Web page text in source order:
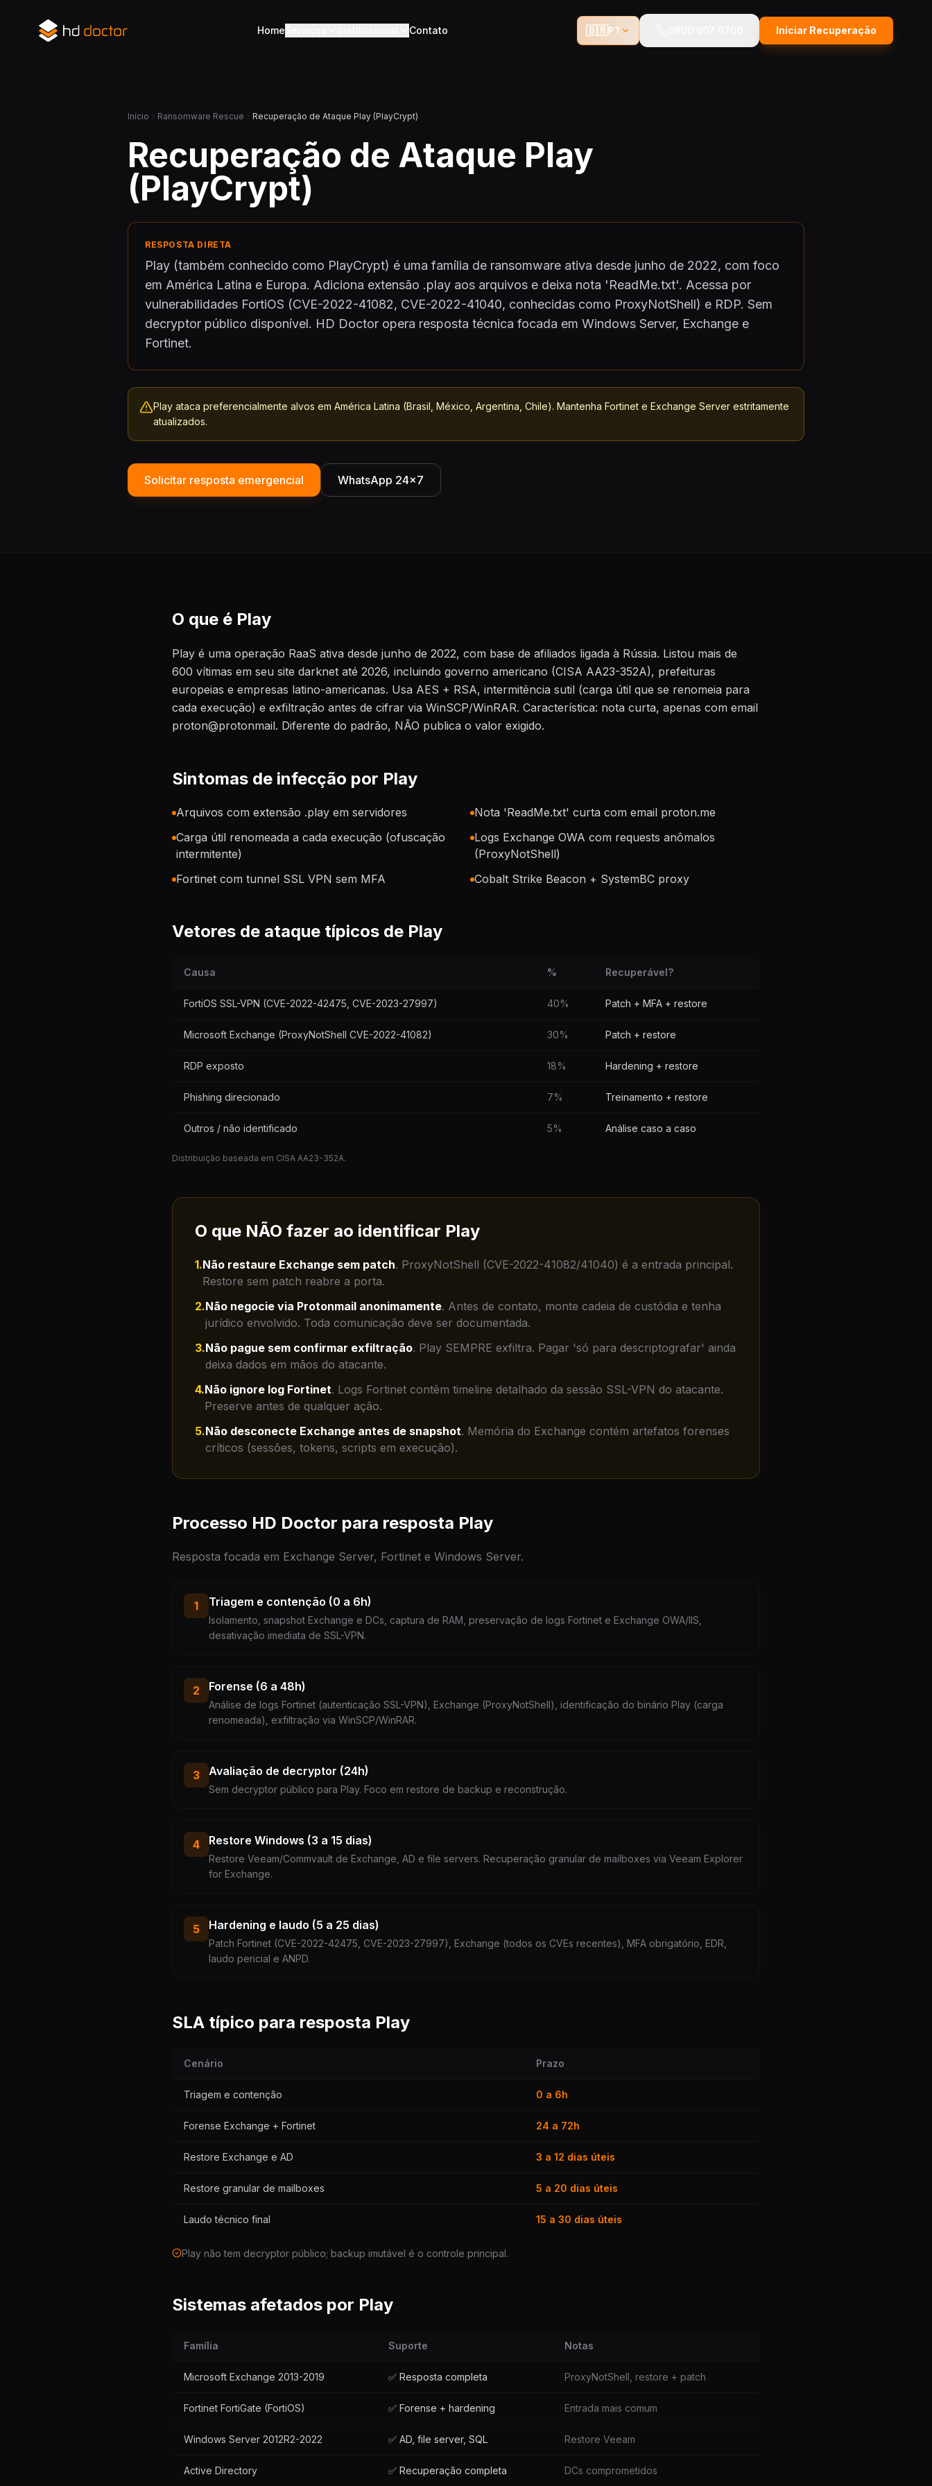
Home Contato 🇧🇷 PT Iniciar Recuperação
Início Ransomware Rescue Recuperação de Ataque Play (PlayCrypt)
Recuperação de Ataque Play
(PlayCrypt)
RESPOSTA DIRETA
Play (também conhecido como PlayCrypt) é uma família de ransomware ativa desde junho de 2022, com foco
em América Latina e Europa. Adiciona extensão .play aos arquivos e deixa nota 'ReadMe.txt'. Acessa por
vulnerabilidades FortiOS (CVE-2022-41082, CVE-2022-41040, conhecidas como ProxyNotShell) e RDP. Sem
decryptor público disponível. HD Doctor opera resposta técnica focada em Windows Server, Exchange e
Fortinet.
Play ataca preferencialmente alvos em América Latina (Brasil, México, Argentina, Chile). Mantenha Fortinet e Exchange Server estritamente
atualizados.
Solicitar resposta emergencial WhatsApp 24×7
O que é Play
Play é uma operação RaaS ativa desde junho de 2022, com base de afiliados ligada à Rússia. Listou mais de
600 vítimas em seu site darknet até 2026, incluindo governo americano (CISA AA23-352A), prefeituras
europeias e empresas latino-americanas. Usa AES + RSA, intermitência sutil (carga útil que se renomeia para
cada execução) e exfiltração antes de cifrar via WinSCP/WinRAR. Característica: nota curta, apenas com email
proton@protonmail. Diferente do padrão, NÃO publica o valor exigido.
Sintomas de infecção por Play
Arquivos com extensão .play em servidores
Nota 'ReadMe.txt' curta com email proton.me
Carga útil renomeada a cada execução (ofuscação
intermitente)
Logs Exchange OWA com requests anômalos
(ProxyNotShell)
Fortinet com tunnel SSL VPN sem MFA
Cobalt Strike Beacon + SystemBC proxy
Vetores de ataque típicos de Play
Causa % Recuperável?
FortiOS SSL-VPN (CVE-2022-42475, CVE-2023-27997) 40% Patch + MFA + restore
Microsoft Exchange (ProxyNotShell CVE-2022-41082) 30% Patch + restore
RDP exposto 18% Hardening + restore
Phishing direcionado 7% Treinamento + restore
Outros / não identificado 5% Análise caso a caso
Distribuição baseada em CISA AA23-352A.
O que NÃO fazer ao identificar Play
1.Não restaure Exchange sem patch. ProxyNotShell (CVE-2022-41082/41040) é a entrada principal.
Restore sem patch reabre a porta.
2.Não negocie via Protonmail anonimamente. Antes de contato, monte cadeia de custódia e tenha
jurídico envolvido. Toda comunicação deve ser documentada.
3.Não pague sem confirmar exfiltração. Play SEMPRE exfiltra. Pagar 'só para descriptografar' ainda
deixa dados em mãos do atacante.
4.Não ignore log Fortinet. Logs Fortinet contêm timeline detalhado da sessão SSL-VPN do atacante.
Preserve antes de qualquer ação.
5.Não desconecte Exchange antes de snapshot. Memória do Exchange contém artefatos forenses
críticos (sessões, tokens, scripts em execução).
Processo HD Doctor para resposta Play
Resposta focada em Exchange Server, Fortinet e Windows Server.
1 Triagem e contenção (0 a 6h)
Isolamento, snapshot Exchange e DCs, captura de RAM, preservação de logs Fortinet e Exchange OWA/IIS,
desativação imediata de SSL-VPN.
2 Forense (6 a 48h)
Análise de logs Fortinet (autenticação SSL-VPN), Exchange (ProxyNotShell), identificação do binário Play (carga
renomeada), exfiltração via WinSCP/WinRAR.
3 Avaliação de decryptor (24h)
Sem decryptor público para Play. Foco em restore de backup e reconstrução.
4 Restore Windows (3 a 15 dias)
Restore Veeam/Commvault de Exchange, AD e file servers. Recuperação granular de mailboxes via Veeam Explorer
for Exchange.
5 Hardening e laudo (5 a 25 dias)
Patch Fortinet (CVE-2022-42475, CVE-2023-27997), Exchange (todos os CVEs recentes), MFA obrigatório, EDR,
laudo pericial e ANPD.
SLA típico para resposta Play
Cenário Prazo
Triagem e contenção 0 a 6h
Forense Exchange + Fortinet 24 a 72h
Restore Exchange e AD 3 a 12 dias úteis
Restore granular de mailboxes 5 a 20 dias úteis
Laudo técnico final 15 a 30 dias úteis
Play não tem decryptor público; backup imutável é o controle principal.
Sistemas afetados por Play
Família Suporte Notas
Microsoft Exchange 2013-2019 ✅ Resposta completa ProxyNotShell, restore + patch
Fortinet FortiGate (FortiOS) ✅ Forense + hardening Entrada mais comum
Windows Server 2012R2-2022 ✅ AD, file server, SQL Restore Veeam
Active Directory ✅ Recuperação completa DCs comprometidos